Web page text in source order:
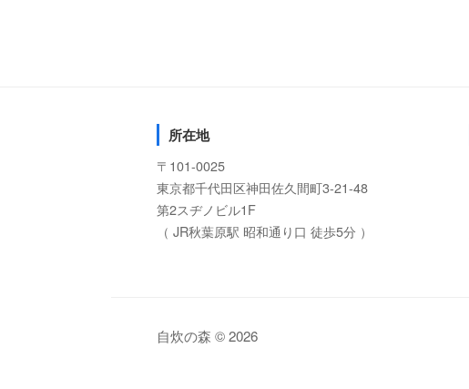
所在地
〒101-0025
東京都千代田区神田佐久間町3-21-48
第2スヂノビル1F
（ JR秋葉原駅 昭和通り口 徒歩5分 ）
自炊の森 © 2026